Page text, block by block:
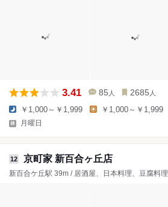
3.41 85 人 2685 人
￥1,000～￥1,999 ￥1,000～￥1,999
月曜日
12 京町家 新百合ヶ丘店
新百合ケ丘駅 39m / 居酒屋、日本料理、豆腐料理